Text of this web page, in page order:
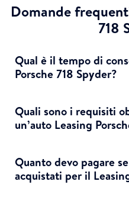
Domande
718
Qual è il tempo di
Porsche 718 Spyder?
Quali sono i requisiti
un’auto Leasing
Quanto devo pagare
acquistati per il